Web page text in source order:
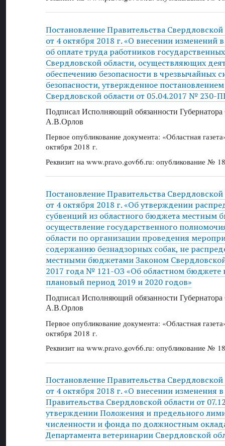
Постановление Правительства
от 4 октября 2018 г. «О внесении
об оплате труда работников
Свердловской области, осуществляющих
обеспечению безопасности в чрезвычайных
безопасности, утвержденное
Свердловской области от 05.04.2017 № 230-
Подписал Исполняющий обязанности Губернатора
А.В.Орлов
Первое опубликование документа: «Областная
октября 2018 г.
Реквизит на www.pravo.gov66.ru: опубликование №
Постановление Правительства
от 4 октября 2018 г. «Об утверждении
субвенций из областного бюджета местным
осуществление государственного
области по организации проведения
содержанию безнадзорных собак, не
местными бюджетами Законом
2017 года № 121-ОЗ «Об областном бюджете
плановый период 2019 и 2020 годов»
Подписал Исполняющий обязанности Губернатора
А.В.Орлов
Первое опубликование документа: «Областная
октября 2018 г.
Реквизит на www.pravo.gov66.ru: опубликование №
Постановление Правительства
от 4 октября 2018 г. «О внесении изменения
Правительства Свердловской области от
утверждении Положения и предельного
численности и фонда по должностным
Департамента ветеринарии Свердловской